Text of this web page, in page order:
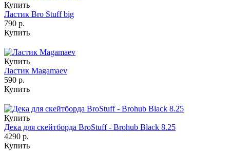
Купить
Ластик Bro Stuff big
790 р.
Купить
Купить
Ластик Magamaev
590 р.
Купить
Купить
Дека для скейтборда BroStuff - Brohub Black 8.25
4290 р.
Купить